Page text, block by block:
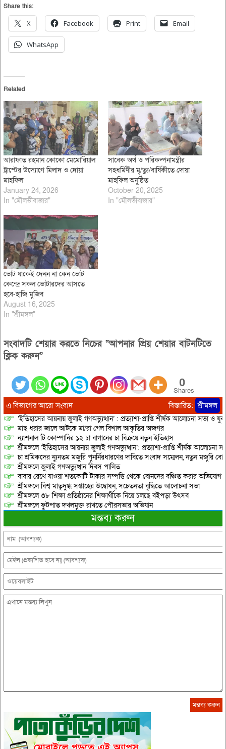
Share this:
X Facebook Print Email
WhatsApp
Related
আরাফাত রহমান কোকো মেমোরিয়াল
ট্রাস্টের উদ্যোগে মিলাদ ও দোয়া
মাহফিল
January 24, 2026
In "মৌলভীবাজার"
সাবেক অর্থ ও পরিকল্পনামন্ত্রীর
সহধর্মিণীর মৃ/ত্যু/বার্ষিকীতে দোয়া
মাহফিল অনুষ্ঠিত
October 20, 2025
In "মৌলভীবাজার"
ভোট যাকেই দেনন না কেন ভোট
কেন্দ্রে সকল ভোটারদের আসতে
হবে-হাজি মুজিব
August 16, 2025
In "শ্রীমঙ্গল"
সংবাদটি শেয়ার করতে নিচের “আপনার প্রিয় শেয়ার বাটনটিতে
ক্লিক করুন”
0
Shares
এ বিভাগের আরো সংবাদ বিস্তারিত: শ্রীমঙ্গল
‘ইতিহাসের আয়নায় জুলাই গণঅভ্যুত্থান’ : প্রত্যাশা-প্রাপ্তি শীর্ষক আলোচনা সভা ও
মাছ ধরার জালে আটকে মা/রা গেল বিশাল আকৃতির অজগর
ন্যাশনাল টি কোম্পানির ১২ চা বাগানের চা বিক্রয়ে নতুন ইতিহাস
শ্রীমঙ্গলে ‘ইতিহাসের আয়নায় জুলাই গণঅভ্যুত্থান’: প্রত্যাশা-প্রাপ্তি শীর্ষক আলোচনা
চা শ্রমিকদের ন্যুনতম মজুরি পুনর্নিরধারণের দাবিতে সংবাদ সম্মেলন, নতুন মজুরি
শ্রীমঙ্গলে জুলাই গণঅভ্যুত্থান দিবস পালিত
বাবার রেখে যাওয়া শতকোটি টাকার সম্পত্তি থেকে বোনদের বঞ্চিত করার অভিযোগ
শ্রীমঙ্গলে বিশ্ব মাতৃদুগ্ধ সপ্তাহের উদ্বোধন, সচেতনতা বৃদ্ধিতে আলোচনা সভা
শ্রীমঙ্গলে ৩৮ শিক্ষা প্রতিষ্ঠানের শিক্ষার্থীকে নিয়ে চলছে বইপড়া উৎসব
শ্রীমঙ্গলে ফুটপাত দখলমুক্ত রাখতে পৌরসভার অভিযান
মন্তব্য করুন